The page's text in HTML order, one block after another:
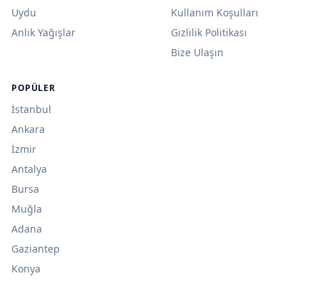
Uydu
Anlık Yağışlar
Kullanım Koşulları
Gizlilik Politikası
Bize Ulaşın
POPÜLER
İstanbul
Ankara
İzmir
Antalya
Bursa
Muğla
Adana
Gaziantep
Konya